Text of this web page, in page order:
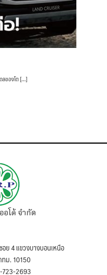
ลของโต […]
โต้ จำกัด
ย 4 แขวงบางบอนเหนือ
ทม. 10150
723-2693